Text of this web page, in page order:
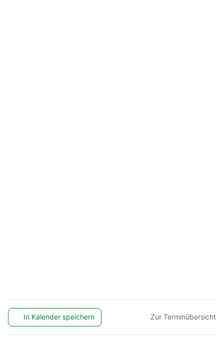
In Kalender speichern Zur Terminübersicht